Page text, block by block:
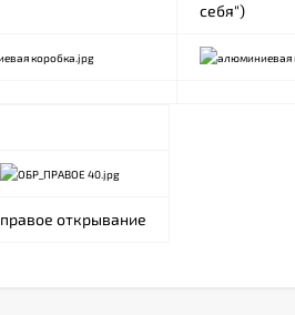
себя")
правое открывание